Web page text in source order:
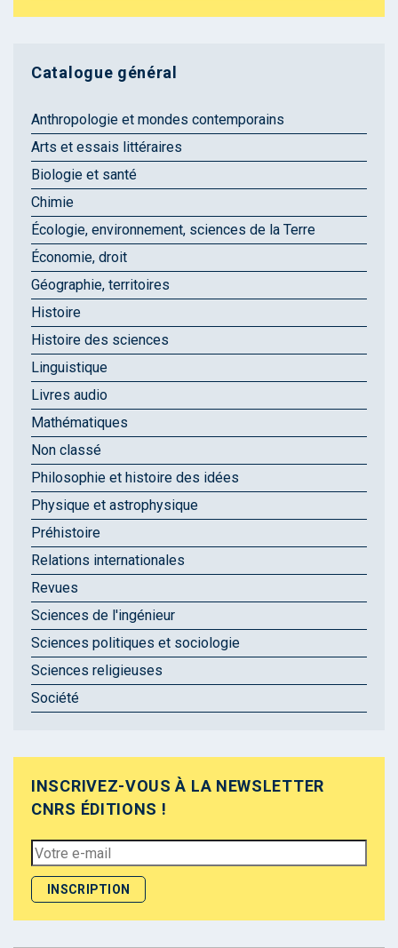
Catalogue général
Anthropologie et mondes contemporains
Arts et essais littéraires
Biologie et santé
Chimie
Écologie, environnement, sciences de la Terre
Économie, droit
Géographie, territoires
Histoire
Histoire des sciences
Linguistique
Livres audio
Mathématiques
Non classé
Philosophie et histoire des idées
Physique et astrophysique
Préhistoire
Relations internationales
Revues
Sciences de l'ingénieur
Sciences politiques et sociologie
Sciences religieuses
Société
INSCRIVEZ-VOUS À LA NEWSLETTER
CNRS ÉDITIONS !